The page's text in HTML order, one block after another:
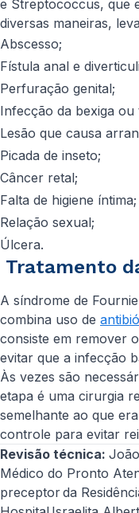
e Streptococcus, que
diversas maneiras,
Abscesso;
Fístula anal e
Perfuração genital;
Infecção da bexiga
Lesão que causa
Picada de inseto;
Câncer retal;
Falta de higiene íntima;
Relação sexual;
Úlcera.
Tratamento
A síndrome de
combina uso de
consiste em remover
evitar que a infecção
Às vezes são
etapa é uma cirurgia
semelhante ao que
controle para evitar
Revisão técnica:
Médico do Pronto
preceptor da